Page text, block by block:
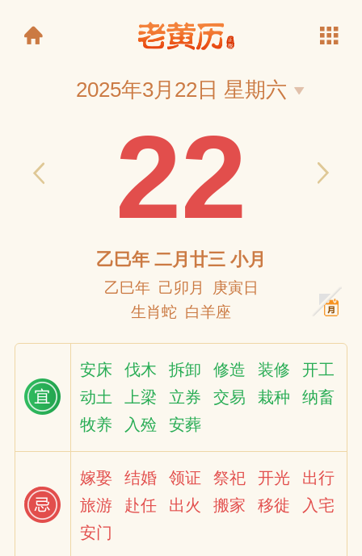
老黄历
网
2025年3月22日 星期六
22
乙巳年 二月廿三 小月
乙巳年 己卯月 庚寅日
生肖蛇 白羊座
安床 伐木 拆卸 修造 装修
开工
动土
上梁 立券 交易 栽种
纳畜
牧养
入殓 安葬
嫁娶 结婚 领证 祭祀 开光
出行
旅游
赴任 出火 搬家 移徙
入宅
安门